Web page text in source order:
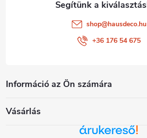
Információ az Ön számára
Vásárlás
shop@hausdeco.hu
+36 176 54 675